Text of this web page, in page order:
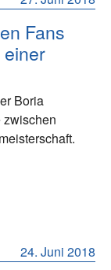
Fans
Boria
zwischen
24. Juni 2018